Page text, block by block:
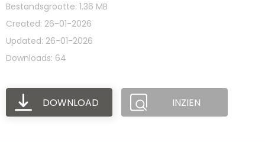
Bestandsgrootte: 1.36 MB
Created: 26-01-2026
Updated: 26-01-2026
Downloads: 64
DOWNLOAD INZIEN